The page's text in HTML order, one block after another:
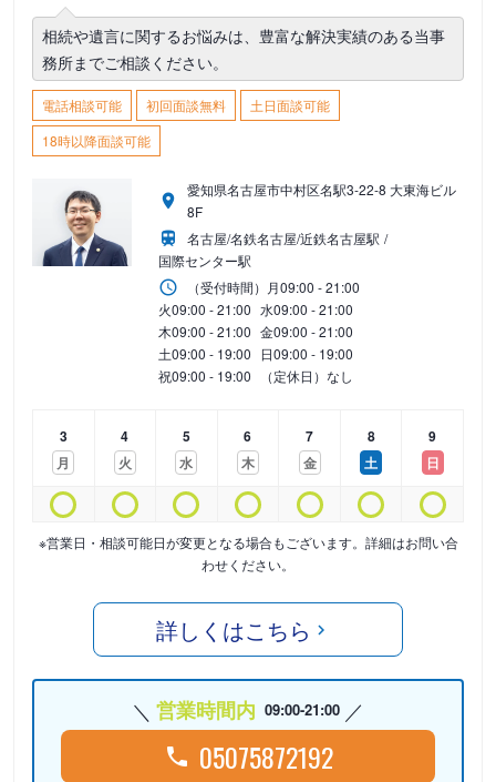
相続や遺言に関するお悩みは、豊富な解決実績のある当事
務所までご相談ください。
電話相談可能 初回面談無料
土日面談可能
18時以降面談可能
愛知県名古屋市中村区名駅3-22-8 大東海ビル
8F
名古屋/名鉄名古屋/近鉄名古屋駅
国際センター駅
（受付時間） 月09:00 - 21:00
火09:00 - 21:00 水09:00 - 21:00
木09:00 - 21:00 金09:00 - 21:00
土09:00 - 19:00 日09:00 - 19:00
祝09:00 - 19:00 （定休日）なし
3
月
4
火
5
水
6
木
7
金
8
土
9
日
※営業日・相談可能日が変更となる場合もございます。詳細はお問い合
わせください。
詳しくはこちら
営業時間内 09:00-21:00
05075872192